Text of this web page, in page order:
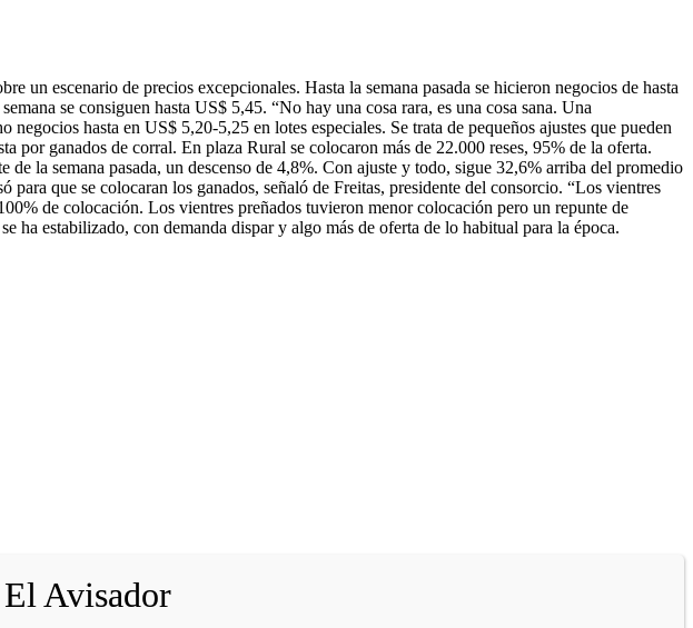
un escenario de precios excepcionales. Hasta la semana pasada se hicieron negocios de hasta
se consiguen hasta US$ 5,45. “No hay una cosa rara, es una cosa sana. Una
hasta en US$ 5,20-5,25 en lotes especiales. Se trata de pequeños ajustes que pueden
por ganados de corral. En plaza Rural se colocaron más de 22.000 reses, 95% de la oferta.
la semana pasada, un descenso de 4,8%. Con ajuste y todo, sigue 32,6% arriba del promedio
que se colocaran los ganados, señaló de Freitas, presidente del consorcio. “Los vientres
de colocación. Los vientres preñados tuvieron menor colocación pero un repunte de
ha estabilizado, con demanda dispar y algo más de oferta de lo habitual para la época.
Avisador